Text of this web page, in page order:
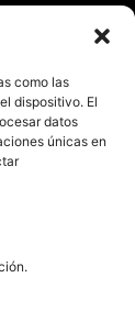
como las
dispositivo. El
datos
únicas en